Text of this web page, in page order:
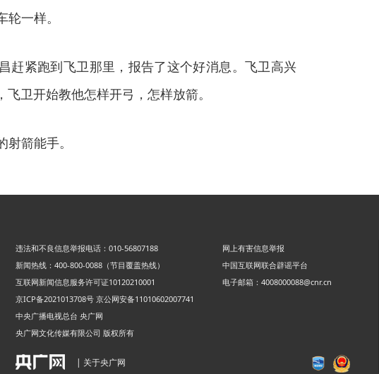
一样。
赶紧跑到飞卫那里，报告了这个好消息。飞卫高兴
卫开始教他怎样开弓，怎样放箭。
箭能手。
违法和不良信息举报电话：010-56807188
网上有害信息举报
新闻热线：400-800-0088（节目覆盖热线）
中国互联网联合辟谣平台
互联网新闻信息服务许可证10120210001
电子邮箱：4008000088@cnr.cn
京ICP备2021013708号 京公网安备11010602007741
中央广播电视总台 央广网
央广网文化传媒有限公司 版权所有
| 关于央广网